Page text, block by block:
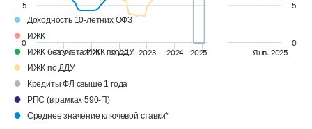
2020 2021 2022 2023 2024 2025
0
5
● Доходность 10-летних ОФЗ
● ИЖК
● ИЖК без учета ИЖК по ДДУ
● ИЖК по ДДУ
● Кредиты ФЛ свыше 1 года
● РПС (в рамках 590-П)
● Среднее значение ключевой ставки*
Янв. 2025
0
5